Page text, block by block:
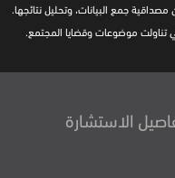
جمع البيانات، وتحليل نتائجها.
تناولت موضوعات وقضايا المجتمع.
الاستشارة